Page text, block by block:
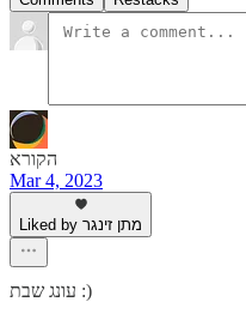
הקורא
Mar 4, 2023
Liked by מתן זינגר
עונג שבת :)